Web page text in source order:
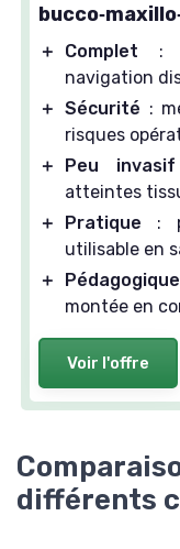
＋ Complet :
navigation
＋ Sécurité :
risques
＋
Peu invasif
atteintes
＋
Pratique :
utilisable en
＋
Pédagogique
montée en
Voir l'offre
différents